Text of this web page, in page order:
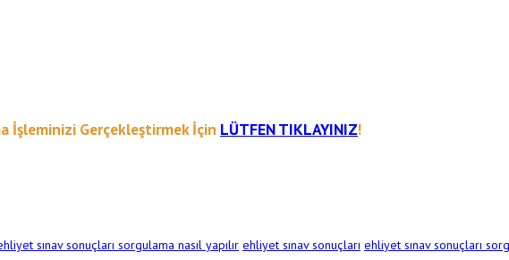
İşleminizi Gerçekleştirmek İçin LÜTFEN TIKLAYINIZ!
sınav sonuçları sorgulama nasıl yapılır ehliyet sınav sonuçları ehliyet sınav sonuçları